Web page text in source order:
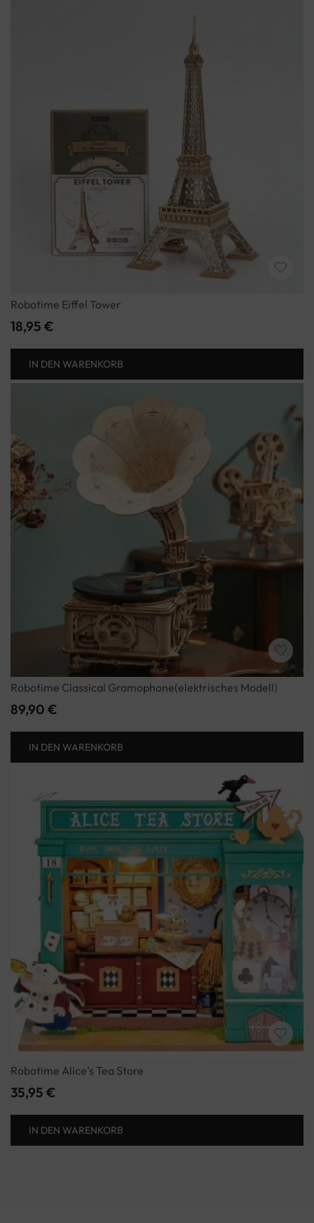
Robotime Eiffel Tower
18,95 €
IN DEN WARENKORB
Robotime Classical Gramophone(elektrisches Modell)
89,90 €
IN DEN WARENKORB
Robotime Alice’s Tea Store
35,95 €
IN DEN WARENKORB